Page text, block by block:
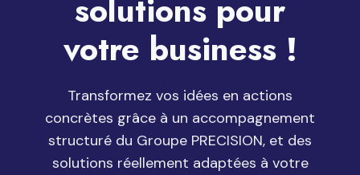
solutions pour
votre business !
Transformez vos idées en actions
concrètes grâce à un accompagnement
structuré du Groupe PRECISION, et des
solutions réellement adaptées à votre